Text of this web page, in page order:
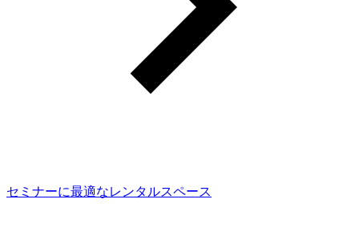
セミナーに最適なレンタルスペース